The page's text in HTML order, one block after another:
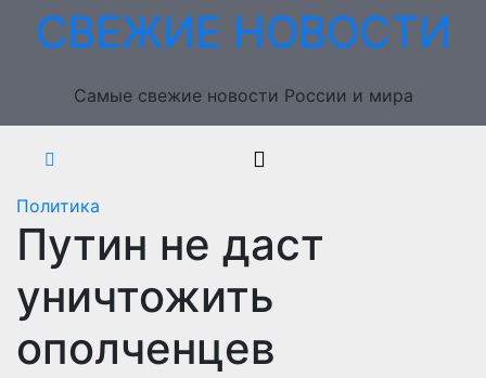
ПерейтиСВЕЖИЕ НОВОСТИ
Самые свежие новости России и мира
Политика
Путин не даст
уничтожить
ополченцев